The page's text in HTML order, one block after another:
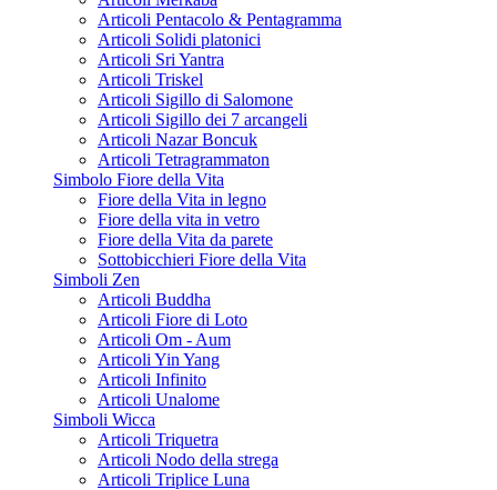
Articoli Pentacolo & Pentagramma
Articoli Solidi platonici
Articoli Sri Yantra
Articoli Triskel
Articoli Sigillo di Salomone
Articoli Sigillo dei 7 arcangeli
Articoli Nazar Boncuk
Articoli Tetragrammaton
Simbolo Fiore della Vita
Fiore della Vita in legno
Fiore della vita in vetro
Fiore della Vita da parete
Sottobicchieri Fiore della Vita
Simboli Zen
Articoli Buddha
Articoli Fiore di Loto
Articoli Om - Aum
Articoli Yin Yang
Articoli Infinito
Articoli Unalome
Simboli Wicca
Articoli Triquetra
Articoli Nodo della strega
Articoli Triplice Luna